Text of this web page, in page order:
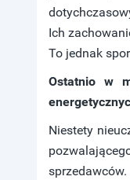
Ich
To jednak
Ostatnio w
Niestety